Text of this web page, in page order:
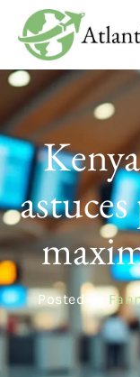
Posted by